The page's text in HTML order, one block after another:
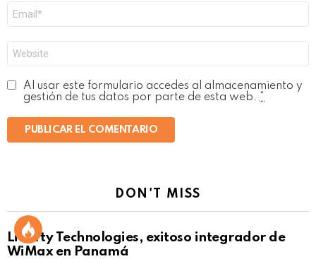
electrónico
*
Al usar este formulario accedes al almacenamiento y
gestión de tus datos por parte de esta web. *
DON'T MISS
Liberty Technologies, exitoso integrador de
WiMax en Panamá